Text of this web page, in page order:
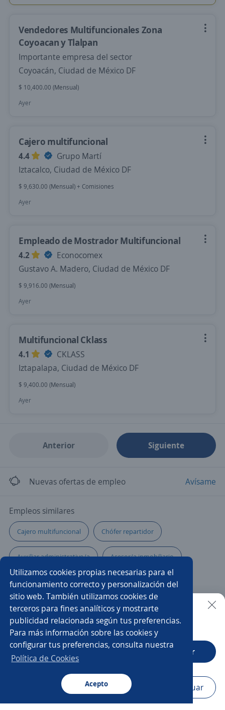
Utilizamos cookies propias necesarias para el
funcionamiento correcto y personalización del
sitio web. También utilizamos cookies de
terceros para fines analíticos y mostrarte
publicidad relacionada según tus preferencias.
Para más información sobre las cookies y
configurar tus preferencias, consulta nuestra
Política de Cookies
Acepto
Buscar Postulaciones Avisos Favoritos
Vendedores Multifuncionales Zona
Coyoacan y Tlalpan
Importante empresa del sector
Coyoacán, Ciudad de México DF
$ 10,400.00 (Mensual)
Ayer
Cajero multifuncional
4.4
Grupo Martí
Iztacalco, Ciudad de México DF
$ 9,630.00 (Mensual) + Comisiones
Ayer
Empleado de Mostrador Multifuncional
4.2
Econocomex
Gustavo A. Madero, Ciudad de México DF
$ 9,916.00 (Mensual)
Ayer
Multifuncional Cklass
4.1
CKLASS
Iztapalapa, Ciudad de México DF
$ 9,400.00 (Mensual)
Ayer
Anterior Siguiente
Nuevas ofertas de empleo Avísame
Empleos similares
Cajero multifuncional Chófer repartidor
Auxiliar administrativo/a Asesor/a inmobiliario
Ejecutivo/a de ventas Vendedor refacciones
Vendedor de piso Cajero/a vendedor
Cajero/a Asesor/a de ventas Vendedor sénior
Chófer de reparto
Buscar es más fácil en la app
CT App Abrir
Navegador Continuar